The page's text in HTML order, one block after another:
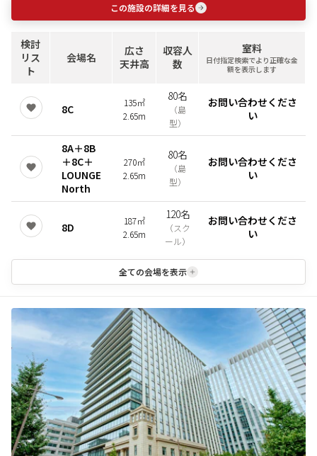
この施設の詳細を見る
検討
リス
ト
会場名
広さ
天井高
収容人
数
室料
日付指定検索でより正確な金
額を表示します
8C
135㎡
2.65m
80名
（島
型）
お問い合わせくださ
い
8A＋8B
＋8C＋
LOUNGE
North
270㎡
2.65m
80名
（島
型）
お問い合わせくださ
い
8D
187㎡
2.65m
120名
（スク
ール）
お問い合わせくださ
い
全ての会場を表示